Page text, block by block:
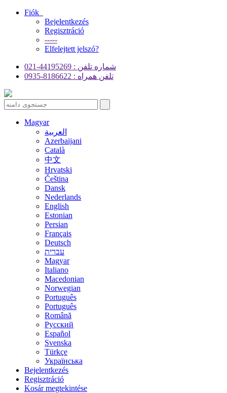
Fiók
Bejelentkezés
Regisztráció
-----
Elfelejtett jelszó?
شماره تلفن : 44195269-021
تلفن همراه : 8186622-0935
Magyar
العربية
Azerbaijani
Català
中文
Hrvatski
Čeština
Dansk
Nederlands
English
Estonian
Persian
Français
Deutsch
עברית
Magyar
Italiano
Macedonian
Norwegian
Português
Português
Română
Русский
Español
Svenska
Türkçe
Українська
Bejelentkezés
Regisztráció
Kosár megtekintése